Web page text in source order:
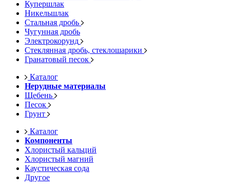
Купершлак
Никельшлак
Стальная дробь
Чугунная дробь
Электрокорунд
Стеклянная дробь, стеклошарики
Гранатовый песок
Каталог
Нерудные материалы
Щебень
Песок
Грунт
Каталог
Компоненты
Хлористый кальций
Хлористый магний
Каустическая сода
Другое